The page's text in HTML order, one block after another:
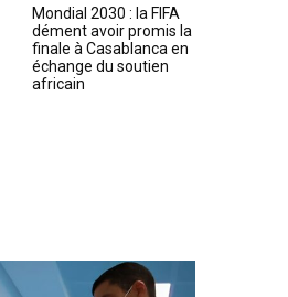
Mondial 2030 : la FIFA
dément avoir promis la
finale à Casablanca en
échange du soutien
africain